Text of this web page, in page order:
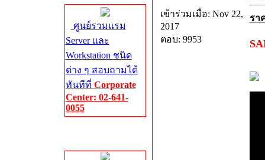
ศูนย์รวมแรม
Server และ
Workstation ชนิด
ต่าง ๆ สอบถามได้
ทันทีที่ Corporate
Center: 02-641-
0055
เข้าร่วมเมื่อ: Nov 22,
2017
ตอบ: 9953
รา